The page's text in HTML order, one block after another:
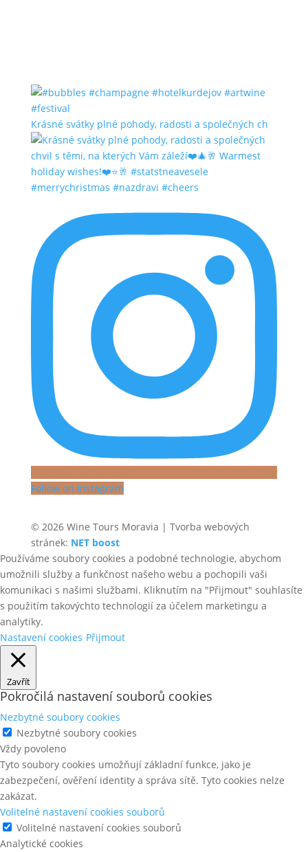
Krásné svátky plné pohody, radosti a společných ch
Follow on Instagram
© 2026 Wine Tours Moravia | Tvorba webových
stránek: NET boost
Používáme soubory cookies a podobné technologie, abychom
umožnili služby a funkčnost našeho webu a pochopili vaši
komunikaci s našimi službami. Kliknutím na "Přijmout" souhlasíte
s použitím takovýchto technologií za účelem marketingu a
analytiky.
Nastavení cookies Přijmout
Zavřít
Pokročilá nastavení souborů cookies
Nezbytné soubory cookies
Nezbytné soubory cookies
Vždy povoleno
Tyto soubory cookies umožňují základní funkce, jako je
zabezpečení, ověření identity a správa sítě. Tyto cookies nelze
zakázat.
Volitelné nastavení cookies souborů
Volitelné nastavení cookies souborů
Analytické cookies